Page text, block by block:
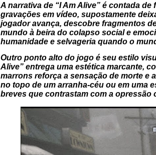
A narrativa de “I Am Alive” é contada
gravações em vídeo, supostamente
jogador avança, descobre fragmentos
mundo à beira do colapso social e
humanidade e selvageria quando o
Outro ponto alto do jogo é seu estilo
Alive” entrega uma estética marcante,
marrons reforça a sensação de morte e
no topo de um arranha-céu ou em uma
breves que contrastam com a opressão